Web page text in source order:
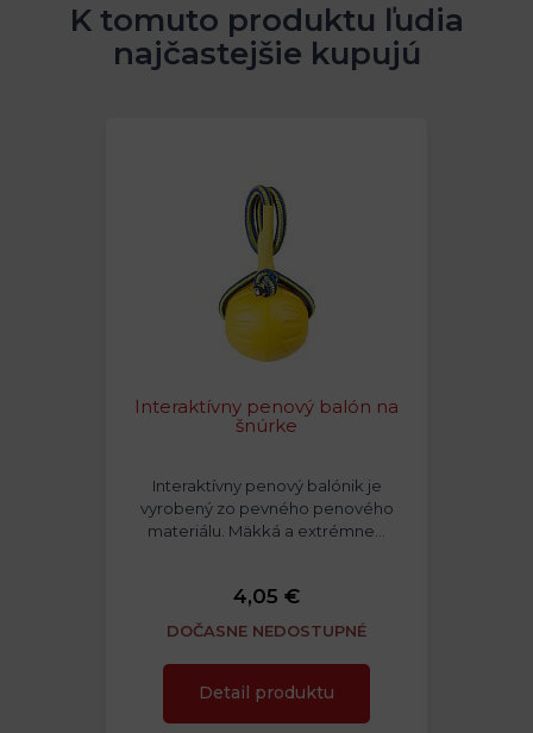
K tomuto produktu ľudia
najčastejšie kupujú
Interaktívny penový balón na
šnúrke
Interaktívny penový balónik je
vyrobený zo pevného penového
materiálu. Mäkká a extrémne…
4,05 €
DOČASNE NEDOSTUPNÉ
Detail produktu